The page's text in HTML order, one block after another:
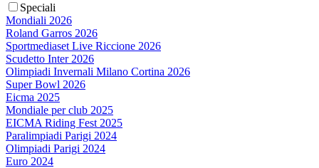
Speciali
Mondiali 2026
Roland Garros 2026
Sportmediaset Live Riccione 2026
Scudetto Inter 2026
Olimpiadi Invernali Milano Cortina 2026
Super Bowl 2026
Eicma 2025
Mondiale per club 2025
EICMA Riding Fest 2025
Paralimpiadi Parigi 2024
Olimpiadi Parigi 2024
Euro 2024